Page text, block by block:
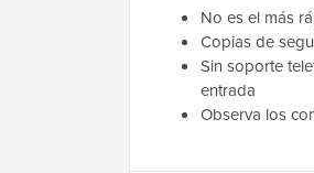
No es el más
Copias de
Sin soporte
entrada
Observa los